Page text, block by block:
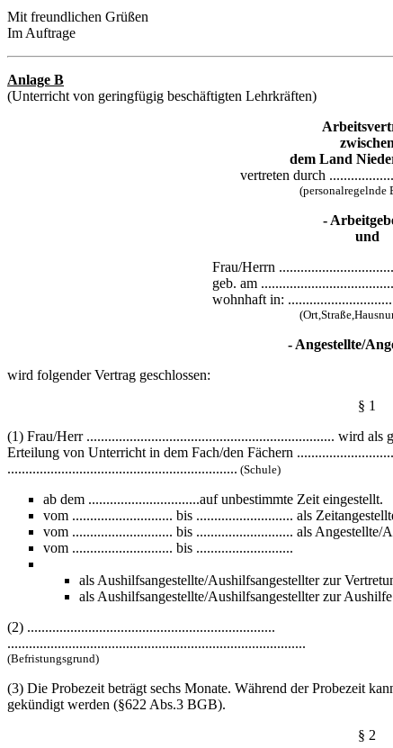
Mit freundlichen Grüßen
Im Auftrage
Anlage B
(Unterricht von geringfügig beschäftigten Lehrkräften)
zwischen
dem Land
vertreten durch
(personalregelnde
-
und
Frau/Herrn
geb. am
wohnhaft in:
- Angestellte/
wird folgender Vertrag geschlossen:
§ 1
(1) Frau/Herr ..................................................................... wird als
Erteilung von Unterricht in dem Fach/den Fächern
................................................................ (Schule)
ab dem ...............................auf unbestimmte Zeit eingestellt.
vom ............................ bis ........................... als
vom ............................ bis ........................... als Angestellte/
vom ............................ bis ...........................
als Aushilfsangestellte/Aushilfsangestellter zur
als Aushilfsangestellte/Aushilfsangestellter zur
(2) .....................................................................
...................................................................................
(Befristungsgrund)
(3) Die Probezeit beträgt sechs Monate. Während der Probezeit
gekündigt werden (§622 Abs.3 BGB).
§ 2